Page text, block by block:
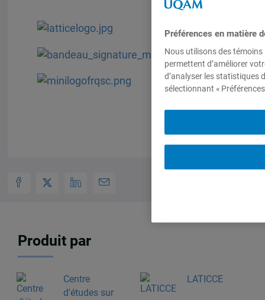
Produit par
Centre
d'études sur
LATICCE
Préférences en matière
Nous utilisons des
permettent d’améliorer
d’analyser les statistiques
sélectionnant «